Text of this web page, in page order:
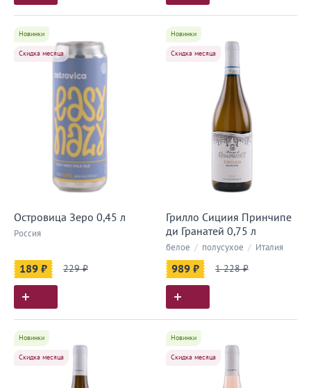
Новинки
Скидка месяца
Островица Зеро 0,45 л
Россия
189 ₽ 229 ₽
Новинки
Скидка месяца
Грилло Сициия Принчипе
ди Гранатей 0,75 л
белое / полусухое / Италия
989 ₽ 1 228 ₽
Новинки
Скидка месяца
Новинки
Скидка месяца